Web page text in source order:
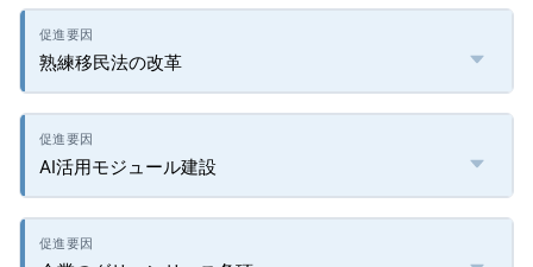
熟練移民法の改革
AI活用モジュール建設